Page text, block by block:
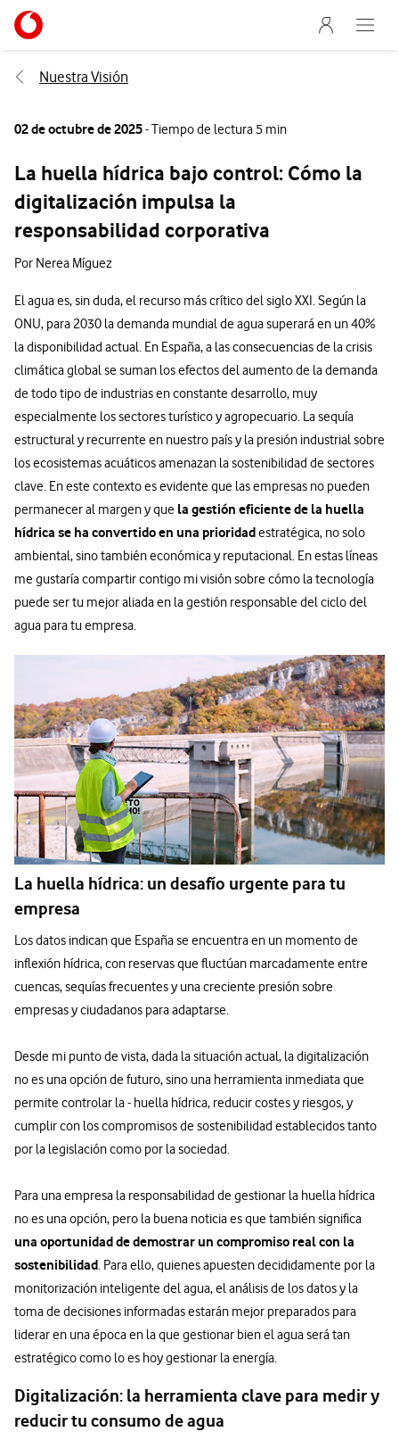
Ir a la pagina principal de vodafone.es
Menu
Abre
Nuestra Visión
02 de octubre de 2025- Tiempo de lectura 5 min
La huella hídrica bajo control: Cómo la
digitalización impulsa la
responsabilidad corporativa
Por Nerea Míguez
El agua es, sin duda, el recurso más crítico del siglo XXI. Según la
ONU, para 2030 la demanda mundial de agua superará en un 40%
la disponibilidad actual. En España, a las consecuencias de la crisis
climática global se suman los efectos del aumento de la demanda
de todo tipo de industrias en constante desarrollo, muy
especialmente los sectores turístico y agropecuario. La sequía
estructural y recurrente en nuestro país y la presión industrial sobre
los ecosistemas acuáticos amenazan la sostenibilidad de sectores
clave. En este contexto es evidente que las empresas no pueden
permanecer al margen y que la gestión eficiente de la huella
hídrica se ha convertido en una prioridadestratégica, no solo
ambiental, sino también económica y reputacional. En estas líneas
me gustaría compartir contigo mi visión sobre cómo la tecnología
puede ser tu mejor aliada en la gestión responsable del ciclo del
agua para tu empresa.
La huella hídrica: un desafío urgente para tu
empresa
Los datos indican que España se encuentra en un momento de
inflexión hídrica, con reservas que fluctúan marcadamente entre
cuencas, sequías frecuentes y una creciente presión sobre
empresas y ciudadanos para adaptarse.
Desde mi punto de vista, dada la situación actual, la digitalización
no es una opción de futuro, sino una herramienta inmediata que
permite controlar la - huella hídrica, reducir costes y riesgos, y
cumplir con los compromisos de sostenibilidad establecidos tanto
por la legislación como por la sociedad.
Para una empresa la responsabilidad de gestionar la huella hídrica
no es una opción, pero la buena noticia es que también significa
una oportunidad de demostrar un compromiso real con la
sostenibilidad. Para ello, quienes apuesten decididamente por la
monitorización inteligente del agua, el análisis de los datos y la
toma de decisiones informadas estarán mejor preparados para
liderar en una época en la que gestionar bien el agua será tan
estratégico como lo es hoy gestionar la energía.
Digitalización: la herramienta clave para medir y
reducir tu consumo de agua